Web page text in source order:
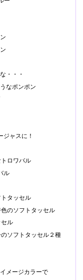
・・・
なポンポン
ャスに！
ロワバル
ル
タッセル
のソフトタッセル
ル
ソフトタッセル２種
メージカラーで